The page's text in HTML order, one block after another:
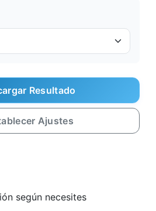
Resultado
Ajustes
según necesites